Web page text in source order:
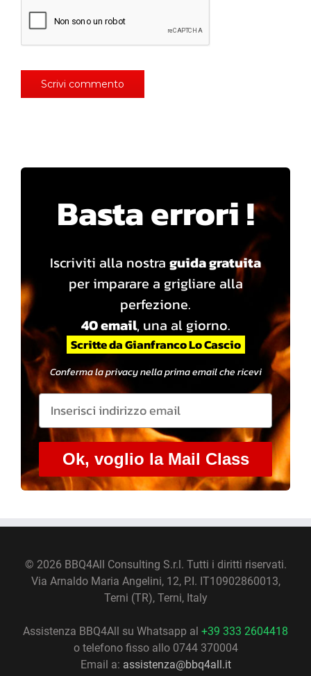
Basta errori !
Iscriviti alla nostra guida gratuita
per imparare a grigliare alla
perfezione.
40 email, una al giorno.
Scritte da Gianfranco Lo Cascio
Conferma la privacy nella prima email che ricevi
Ok, voglio la Mail Class
© 2026 BBQ4All Consulting S.r.l. Tutti i diritti riservati.
Via Arnaldo Maria Angelini, 12, P.I. IT10902860013,
Terni (TR), Terni, Italy
Assistenza BBQ4All su Whatsapp al +39 333 2604418
o telefono fisso allo 0744 370004
Email a: assistenza@bbq4all.it